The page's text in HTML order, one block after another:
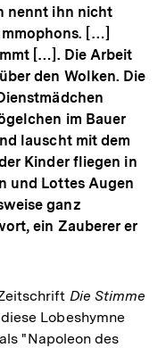
nennt ihn nicht
[…]
[…]. Die Arbeit
den Wolken. Die
im Bauer
lauscht mit dem
Kinder fliegen in
und Lottes Augen
ganz
ein Zauberer er
Die Stimme
Lobeshymne
"Napoleon des